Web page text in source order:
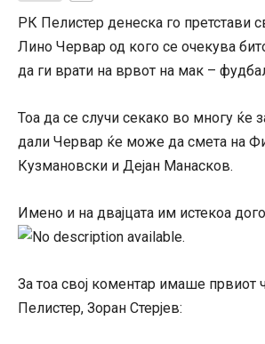
РК Пелистер денеска го претстави
Лино Червар од кого се очекува
да ги врати на врвот на мак –
Тоа да се случи секако во многу ќе
дали Червар ќе може да смета на
Кузмановски и Дејан Манасков.
Имено и на двајцата им истекоа
За тоа свој коментар имаше првиот
Пелистер, Зоран Стерјев: